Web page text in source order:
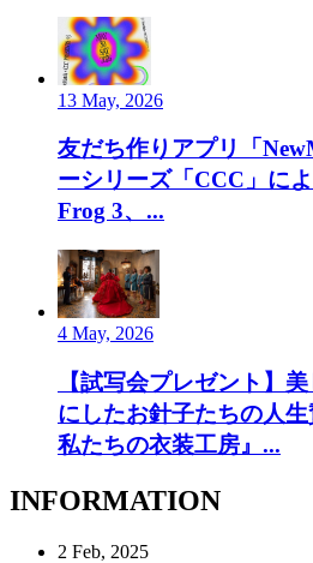
13 May, 2026
友だち作りアプリ「
ーシリーズ「CCC」に
Frog 3、...
4 May, 2026
【試写会プレゼント】
にしたお針子たちの人
私たちの衣装工房』...
INFORMATION
2 Feb, 2025